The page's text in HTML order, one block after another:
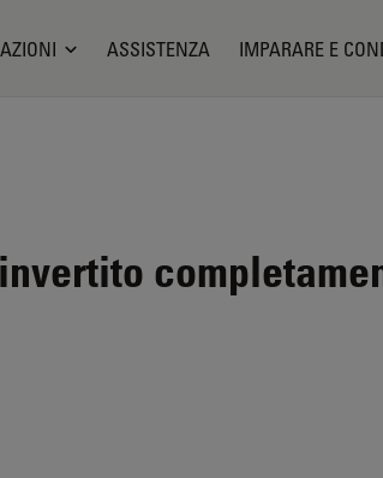
ASSISTENZA IMPARARE E